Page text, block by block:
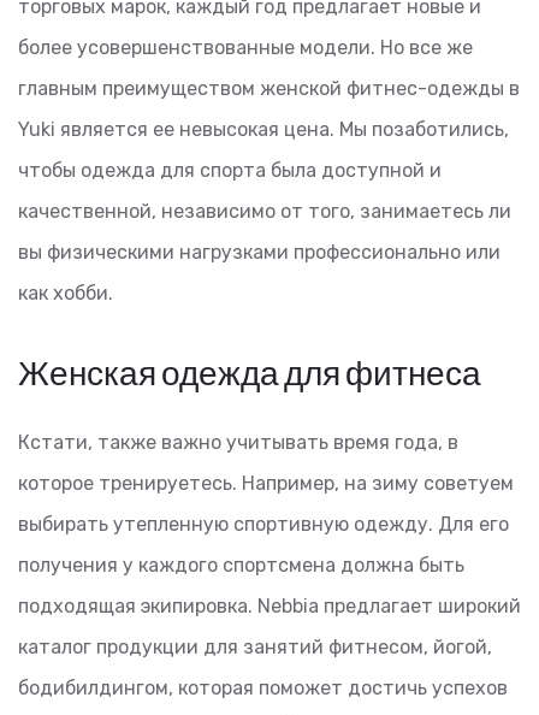
торговых марок, каждый год предлагает новые и
более усовершенствованные модели. Но все же
главным преимуществом женской фитнес-одежды в
Yuki является ее невысокая цена. Мы позаботились,
чтобы одежда для спорта была доступной и
качественной, независимо от того, занимаетесь ли
вы физическими нагрузками профессионально или
как хобби.
Женская одежда для фитнеса
Кстати, также важно учитывать время года, в
которое тренируетесь. Например, на зиму советуем
выбирать утепленную спортивную одежду. Для его
получения у каждого спортсмена должна быть
подходящая экипировка. Nebbia предлагает широкий
каталог продукции для занятий фитнесом, йогой,
бодибилдингом, которая поможет достичь успехов